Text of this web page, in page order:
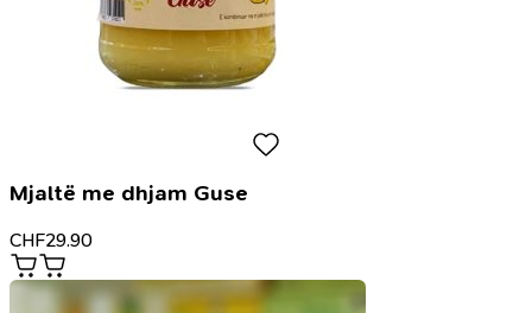
Mjaltë me dhjam Guse
CHF29.90